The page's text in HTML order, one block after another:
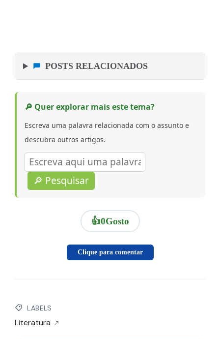
POSTS RELACIONADOS
🔎 Quer explorar mais este tema?
Escreva uma palavra relacionada com o assunto e
descubra outros artigos.
🔎 Pesquisar
👍0Gosto
Clique para comentar
LABELS
Literatura